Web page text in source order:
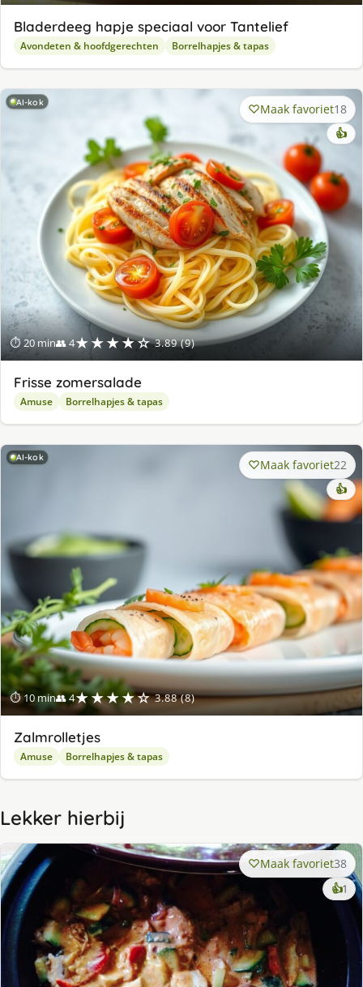
Bladerdeeg hapje speciaal voor Tantelief
Avondeten & hoofdgerechten Borrelhapjes & tapas
AI-kok
⏱ 20 min👥 4★★★★☆ 3.89 (9)
Maak favoriet18
👍
Frisse zomersalade
Amuse Borrelhapjes & tapas
AI-kok
⏱ 10 min👥 4★★★★☆ 3.88 (8)
Maak favoriet22
👍
Zalmrolletjes
Amuse Borrelhapjes & tapas
Lekker hierbij
Maak favoriet38
👍1